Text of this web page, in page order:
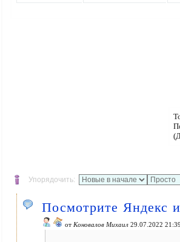
Упорядочить:
Посмотрите Яндекс
от Коновалов Михаил 29.07.2022 21:39